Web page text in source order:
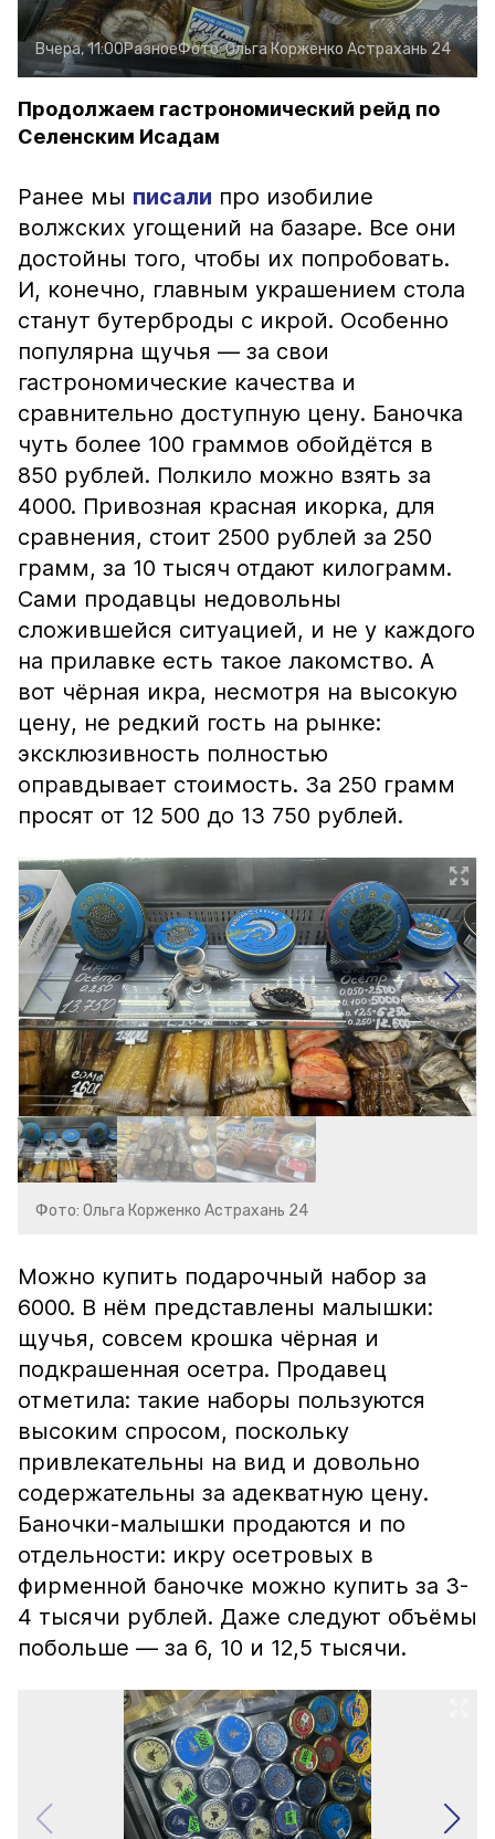
Вчера, 11:00РазноеФото:Ольга Корженко Астрахань 24
Продолжаем гастрономический рейд по
Селенским Исадам
Ранее мы писали про изобилие
волжских угощений на базаре. Все они
достойны того, чтобы их попробовать.
И, конечно, главным украшением стола
станут бутерброды с икрой. Особенно
популярна щучья — за свои
гастрономические качества и
сравнительно доступную цену. Баночка
чуть более 100 граммов обойдётся в
850 рублей. Полкило можно взять за
4000. Привозная красная икорка, для
сравнения, стоит 2500 рублей за 250
грамм, за 10 тысяч отдают килограмм.
Сами продавцы недовольны
сложившейся ситуацией, и не у каждого
на прилавке есть такое лакомство. А
вот чёрная икра, несмотря на высокую
цену, не редкий гость на рынке:
эксклюзивность полностью
оправдывает стоимость. За 250 грамм
просят от 12 500 до 13 750 рублей.
Фото: Ольга Корженко Астрахань 24
Можно купить подарочный набор за
6000. В нём представлены малышки:
щучья, совсем крошка чёрная и
подкрашенная осетра. Продавец
отметила: такие наборы пользуются
высоким спросом, поскольку
привлекательны на вид и довольно
содержательны за адекватную цену.
Баночки-малышки продаются и по
отдельности: икру осетровых в
фирменной баночке можно купить за 3-
4 тысячи рублей. Даже следуют объёмы
побольше — за 6, 10 и 12,5 тысячи.